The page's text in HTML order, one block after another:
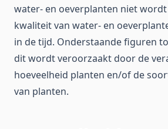
water- en oeverplanten niet
kwaliteit van water- en
in de tijd. Onderstaande figuren
dit wordt veroorzaakt door de
hoeveelheid planten en/of de
van planten.